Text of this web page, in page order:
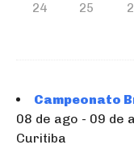
24 25
Campeonato
08 de ago - 09 de
Curitiba